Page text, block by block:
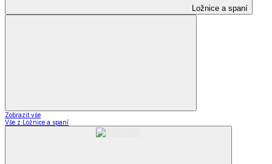
Ložnice a spaní
Zobrazit vše
Vše z Ložnice a spaní